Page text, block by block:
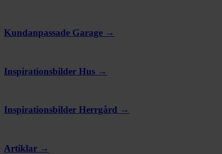
Kundanpassade Garage →
Inspirationsbilder Hus →
Inspirationsbilder Herrgård →
Artiklar →